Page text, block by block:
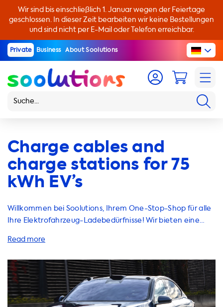
Wir sind bis einschließlich 1. Januar wegen der Feiertage
geschlossen. In dieser Zeit bearbeiten wir keine Bestellungen
und sind nicht per E-Mail oder Telefon erreichbar.
Private Business About Soolutions
Charge cables and
charge stations for 75
kWh EV’s
Willkommen bei Soolutions, Ihrem One-Stop-Shop für alle
Ihre Elektrofahrzeug-Ladebedürfnisse! Wir bieten eine
Adaptern, tragbaren Ladegeräten und Zubehör, um Ihr
Heimladestationen sind speziell für den Einsatz zu Hause
konzipiert und bieten eine bequeme Möglichkeit, Ihr
Elektrofahrzeug innerhalb weniger Stunden vollständig
aufzuladen. Die maximale Ladeleistung für AC-